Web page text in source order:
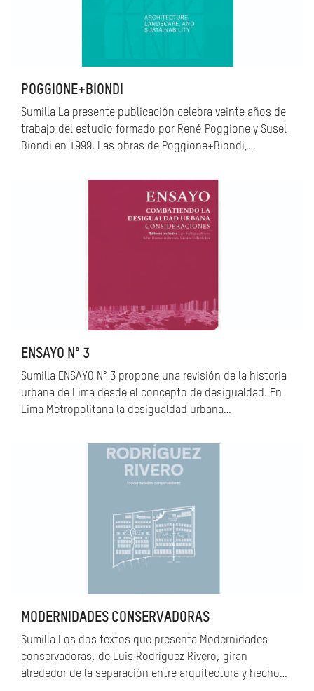
POGGIONE+BIONDI
Sumilla La presente publicación celebra veinte años de
trabajo del estudio formado por René Poggione y Susel
Biondi en 1999. Las obras de Poggione+Biondi,…
ENSAYO N° 3
Sumilla ENSAYO N° 3 propone una revisión de la historia
urbana de Lima desde el concepto de desigualdad. En
Lima Metropolitana la desigualdad urbana…
MODERNIDADES CONSERVADORAS
Sumilla Los dos textos que presenta Modernidades
conservadoras, de Luis Rodríguez Rivero, giran
alrededor de la separación entre arquitectura y hecho…